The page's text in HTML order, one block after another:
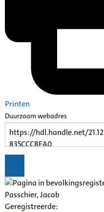
Printen
Duurzaam webadres
Passchier, Jacob
Geregistreerde: